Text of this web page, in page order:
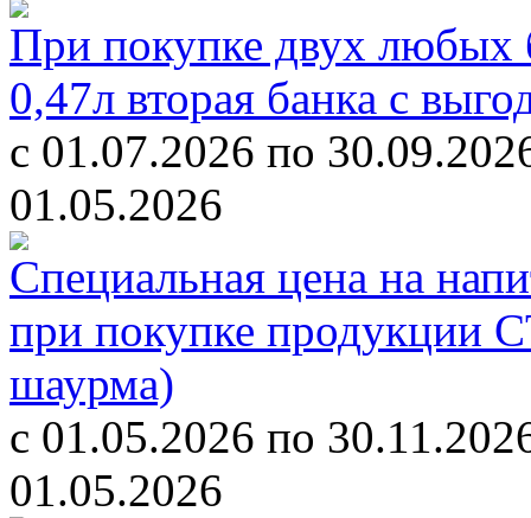
При покупке двух любых
0,47л вторая банка с
с 01.07.2026 по
01.05.2026
Специальная цена на
при покупке продукции
шаурма)
с 01.05.2026 по
01.05.2026